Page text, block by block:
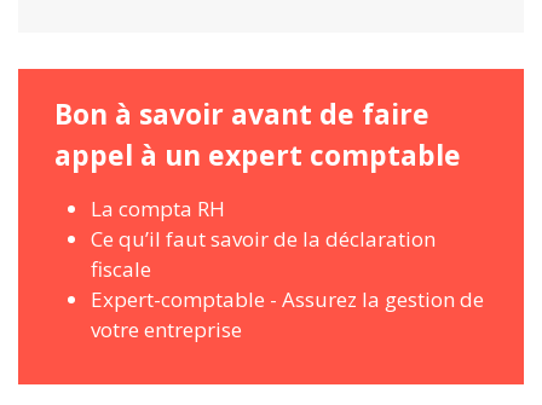
Bon à savoir avant de faire
appel à un expert comptable
La compta RH
Ce qu’il faut savoir de la déclaration
fiscale
Expert-comptable - Assurez la gestion de
votre entreprise